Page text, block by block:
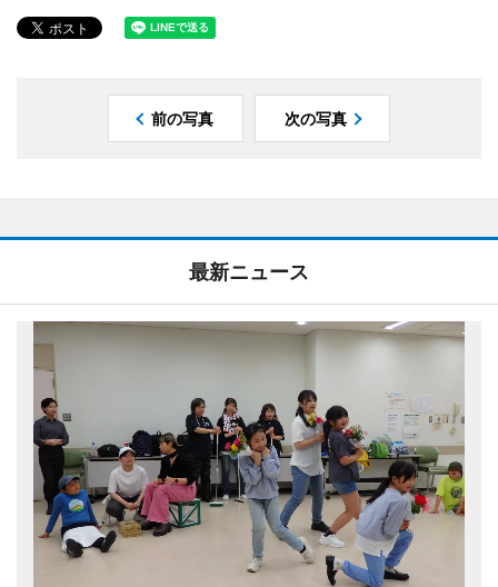
前の写真 次の写真
最新ニュース